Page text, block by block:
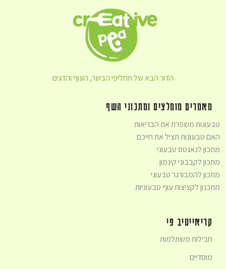
הדור הבא של תחליפי הבשר, העוף והדגים
מאמרים מומלצים ומתכוני השף
טבעונות משפרת את הבריאות
האם טבעונות תציל את חייכם
מתכון לנאגטס טבעוני
מתכון לקבבוני קינמון
מתכון להמבורגר טבעוני
מתכנון לקציצות עוף טבעוניות
קריאייטיב פי
חבילות משתלמות
מוסדיים